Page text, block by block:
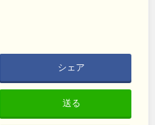
シェア
送る